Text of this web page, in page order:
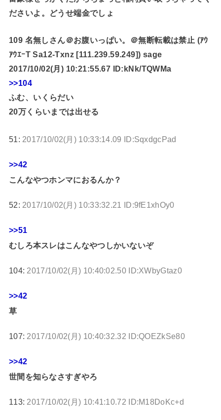
ださいよ。どうせ端金でしょ
109 名無しさん＠お腹いっぱい。＠無断転載は禁止 (ｱｳ
ｱｳｴｰT Sa12-Txnz [111.239.59.249]) sage
2017/10/02(月) 10:21:55.67 ID:kNk/TQWMa
>>104
ふむ、いくらだい
20万くらいまでは出せる
51: 2017/10/02(月) 10:33:14.09 ID:SqxdgcPad
>>42
こんなやつホンマにおるんか？
52: 2017/10/02(月) 10:33:32.21 ID:9fE1xhOy0
>>51
むしろ本スレはこんなやつしかいないぞ
104: 2017/10/02(月) 10:40:02.50 ID:XWbyGtaz0
>>42
草
107: 2017/10/02(月) 10:40:32.32 ID:QOEZkSe80
>>42
世間を知らなさすぎやろ
113: 2017/10/02(月) 10:41:10.72 ID:M18DoKc+d